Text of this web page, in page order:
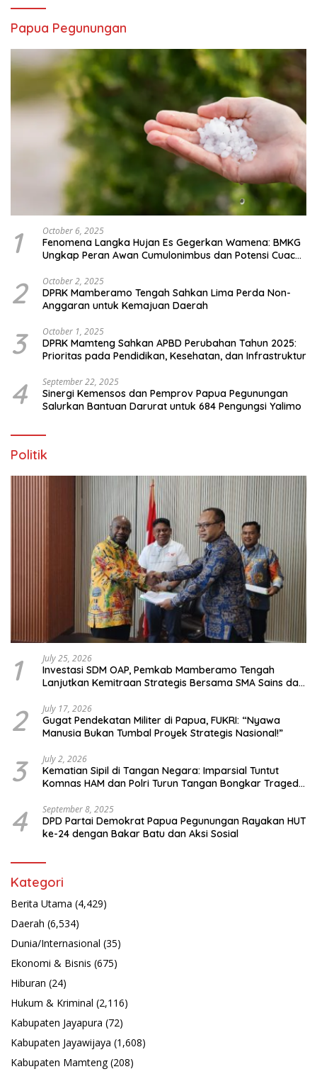
Papua Pegunungan
1 October 6, 2025
Fenomena Langka Hujan Es Gegerkan Wamena: BMKG
Ungkap Peran Awan Cumulonimbus dan Potensi Cuaca
2 October 2, 2025
DPRK Mamberamo Tengah Sahkan Lima Perda Non-
Anggaran untuk Kemajuan Daerah
3 October 1, 2025
DPRK Mamteng Sahkan APBD Perubahan Tahun 2025:
Prioritas pada Pendidikan, Kesehatan, dan Infrastruktur
4 September 22, 2025
Sinergi Kemensos dan Pemprov Papua Pegunungan
Salurkan Bantuan Darurat untuk 684 Pengungsi Yalimo
Politik
1 July 25, 2026
Investasi SDM OAP, Pemkab Mamberamo Tengah
Lanjutkan Kemitraan Strategis Bersama SMA Sains dan
2 July 17, 2026
Gugat Pendekatan Militer di Papua, FUKRI: “Nyawa
Manusia Bukan Tumbal Proyek Strategis Nasional!”
3 July 2, 2026
Kematian Sipil di Tangan Negara: Imparsial Tuntut
Komnas HAM dan Polri Turun Tangan Bongkar Tragedi
4 September 8, 2025
DPD Partai Demokrat Papua Pegunungan Rayakan HUT
ke-24 dengan Bakar Batu dan Aksi Sosial
Kategori
Berita Utama (4,429)
Daerah (6,534)
Dunia/Internasional (35)
Ekonomi & Bisnis (675)
Hiburan (24)
Hukum & Kriminal (2,116)
Kabupaten Jayapura (72)
Kabupaten Jayawijaya (1,608)
Kabupaten Mamteng(208)